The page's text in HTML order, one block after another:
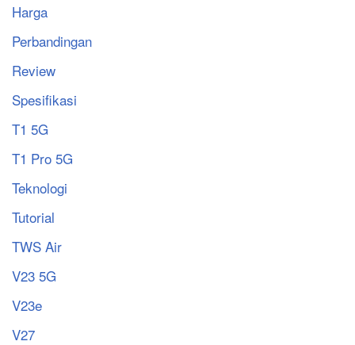
Harga
Perbandingan
Review
Spesifikasi
T1 5G
T1 Pro 5G
Teknologi
Tutorial
TWS Air
V23 5G
V23e
V27